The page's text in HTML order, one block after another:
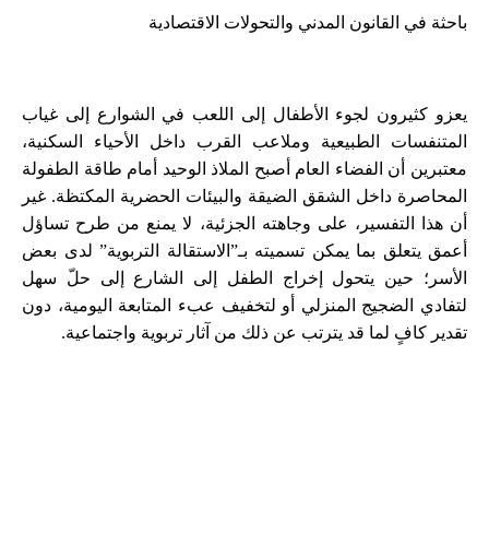
باحثة في القانون المدني والتحولات الاقتصادية
يعزو كثيرون لجوء الأطفال إلى اللعب في الشوارع إلى غياب
المتنفسات الطبيعية وملاعب القرب داخل الأحياء السكنية،
معتبرين أن الفضاء العام أصبح الملاذ الوحيد أمام طاقة الطفولة
المحاصرة داخل الشقق الضيقة والبيئات الحضرية المكتظة. غير
أن هذا التفسير، على وجاهته الجزئية، لا يمنع من طرح تساؤل
أعمق يتعلق بما يمكن تسميته بـ”الاستقالة التربوية” لدى بعض
الأسر؛ حين يتحول إخراج الطفل إلى الشارع إلى حلّ سهل
لتفادي الضجيج المنزلي أو لتخفيف عبء المتابعة اليومية، دون
تقدير كافٍ لما قد يترتب عن ذلك من آثار تربوية واجتماعية.